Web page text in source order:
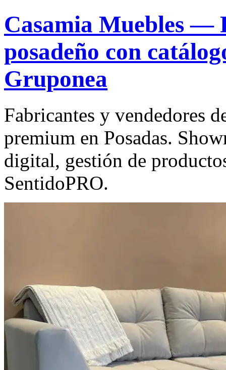
Casamia Muebles —
posadeño con
Gruponea
Fabricantes y vendedores
premium en Posadas.
digital, gestión de
SentidoPRO.